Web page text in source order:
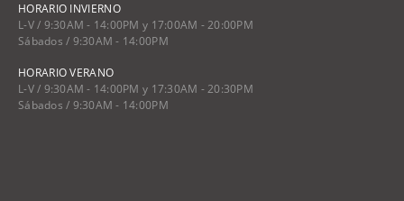
HORARIO INVIERNO
L-V / 9:30AM - 14:00PM y 17:00AM - 20:00PM
Sábados / 9:30AM - 14:00PM
HORARIO VERANO
L-V / 9:30AM - 14:00PM y 17:30AM - 20:30PM
Sábados / 9:30AM - 14:00PM